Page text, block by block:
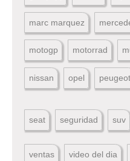
marc marquez
motogp motorrad
nissan opel peugeot
seat seguridad suv
ventas video del dia